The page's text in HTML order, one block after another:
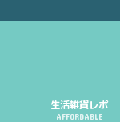
生活雑貨レポ
AFFORDABLE